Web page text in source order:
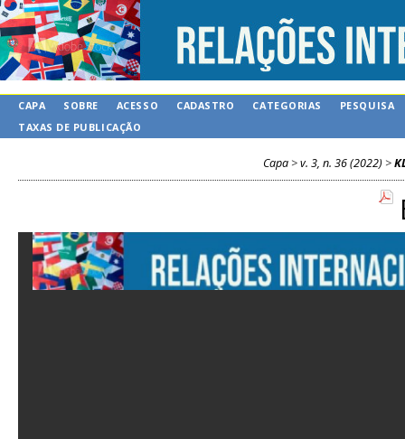
CAPA SOBRE ACESSO CADASTRO CATEGORIAS
PESQUISA
TAXAS DE PUBLICAÇÃO
Capa>v. 3, n. 36 (2022) >